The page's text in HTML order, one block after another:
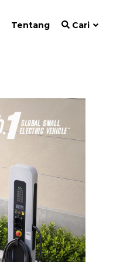
Tentang Cari